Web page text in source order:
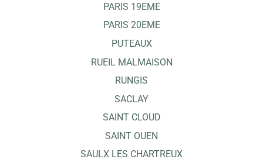
PARIS 19EME
PARIS 20EME
PUTEAUX
RUEIL MALMAISON
RUNGIS
SACLAY
SAINT CLOUD
SAINT OUEN
SAULX LES CHARTREUX